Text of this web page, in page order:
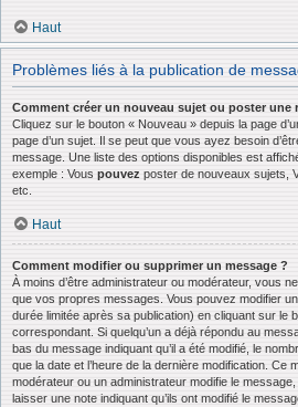
Haut
Problèmes liés à la publication de
Comment créer un nouveau sujet ou poster une
Cliquez sur le bouton « Nouveau » depuis la page
page d’un sujet. Il se peut que vous ayez besoin
message. Une liste des options disponibles est
exemple : Vous pouvez poster de nouveaux sujets,
etc.
Haut
Comment modifier ou supprimer un message ?
À moins d’être administrateur ou modérateur, vous
que vos propres messages. Vous pouvez modifier
durée limitée après sa publication) en cliquant sur le
correspondant. Si quelqu’un a déjà répondu au
bas du message indiquant qu’il a été modifié, le
que la date et l’heure de la dernière modification. Ce
modérateur ou un administrateur modifie le
laisser une note indiquant qu’ils ont modifié le